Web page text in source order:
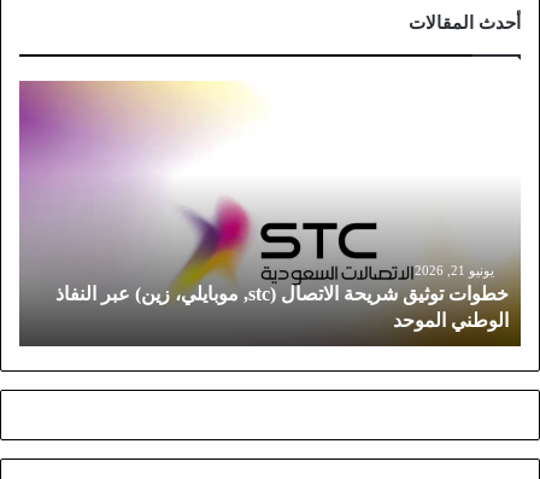
أحدث المقالات
ش
ر
يونيو 21, 2026
خطوات توثيق شريحة الاتصال (stc, موبايلي، زين) عبر النفاذ
الوطني الموحد